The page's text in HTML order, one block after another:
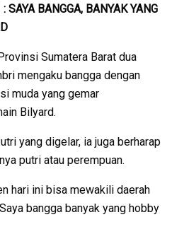
BANGGA, BANYAK YANG
Sumatera Barat dua
mengaku bangga dengan
muda yang gemar
Bilyard.
yang digelar, ia juga berharap
putri atau perempuan.
hari ini bisa mewakili daerah
bangga banyak yang hobby